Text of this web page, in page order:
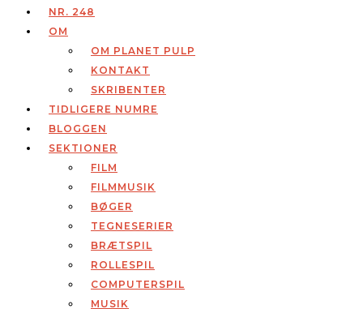
NR. 248
OM
OM PLANET PULP
KONTAKT
SKRIBENTER
TIDLIGERE NUMRE
BLOGGEN
SEKTIONER
FILM
FILMMUSIK
BØGER
TEGNESERIER
BRÆTSPIL
ROLLESPIL
COMPUTERSPIL
MUSIK